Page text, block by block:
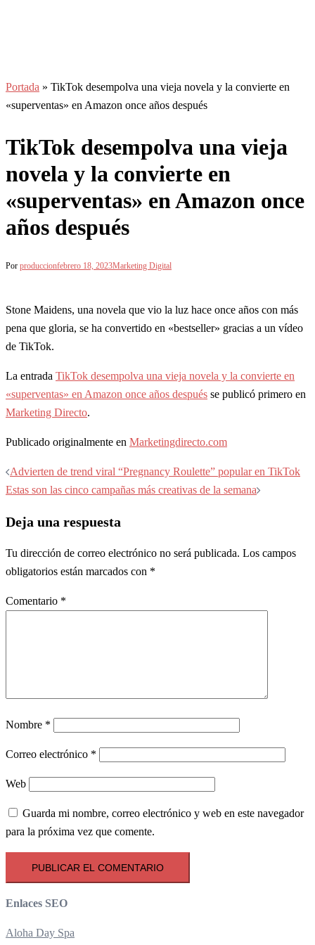
Portada » TikTok desempolva una vieja novela y la convierte en
«superventas» en Amazon once años después
TikTok desempolva una vieja
novela y la convierte en
«superventas» en Amazon once
años después
Por produccionfebrero 18, 2023Marketing Digital
Stone Maidens, una novela que vio la luz hace once años con más
pena que gloria, se ha convertido en «bestseller» gracias a un vídeo
de TikTok.
La entrada TikTok desempolva una vieja novela y la convierte en
«superventas» en Amazon once años después se publicó primero en
Marketing Directo.
Publicado originalmente en Marketingdirecto.com
Navegación
de
Advierten de trend viral “Pregnancy Roulette” popular en TikTok
Estas son las cinco campañas más creativas de la semana
Deja una respuesta
Tu dirección de correo electrónico no será publicada. Los campos
obligatorios están marcados con *
Comentario *
Nombre *
Correo electrónico *
Web
Guarda mi nombre, correo electrónico y web en este navegador
para la próxima vez que comente.
Enlaces SEO
Aloha Day Spa